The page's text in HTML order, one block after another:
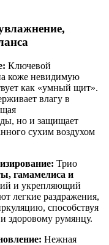
Ключевой
коже невидимую
как «умный щит».
влагу в
но и защищает
сухим воздухом
Трио
гамамелиса и
и укрепляющий
легкие раздражения,
способствуя
здоровому румянцу.
Нежная